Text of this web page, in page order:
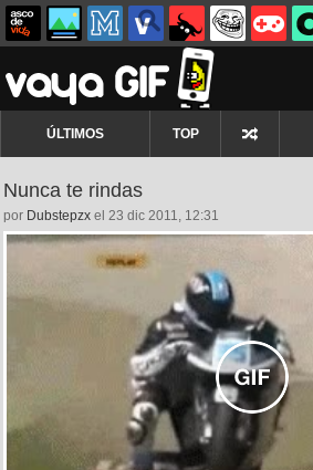
ÚLTIMOS TOP
Nunca te rindas
por Dubstepzx el 23 dic 2011, 12:31